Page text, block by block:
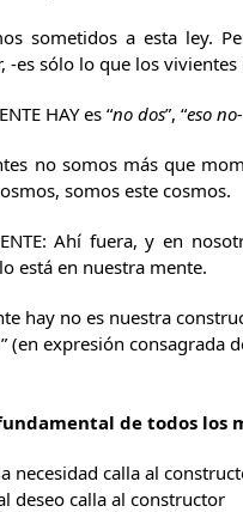
sometidos a esta ley.
-es sólo lo que los
HAY es “no dos”, “eso
no somos más que
somos este cosmos.
Ahí fuera, y en
está en nuestra mente.
hay no es nuestra
(en expresión consagrada
de todos los
necesidad calla al
deseo calla al constructor